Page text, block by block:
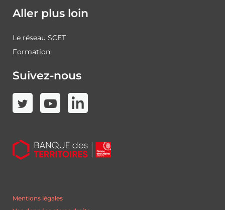
Aller plus loin
Le réseau SCET
Formation
Suivez-nous
Mentions légales